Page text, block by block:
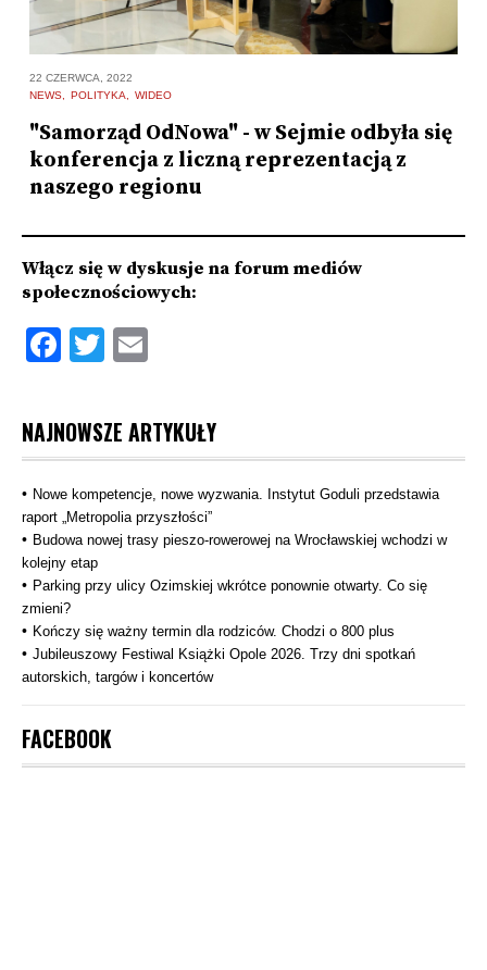
22 CZERWCA, 2022
NEWS
POLITYKA WIDEO
"Samorząd OdNowa" - w Sejmie odbyła się
konferencja z liczną reprezentacją z
naszego regionu
Włącz się w dyskusje na forum mediów
społecznościowych:
Facebook
Twitter
NAJNOWSZE ARTYKUŁY
Nowe kompetencje, nowe wyzwania. Instytut Goduli przedstawia
raport „Metropolia przyszłości”
Budowa nowej trasy pieszo‑rowerowej na Wrocławskiej wchodzi w
kolejny etap
Parking przy ulicy Ozimskiej wkrótce ponownie otwarty. Co się
zmieni?
Kończy się ważny termin dla rodziców. Chodzi o 800 plus
Jubileuszowy Festiwal Książki Opole 2026. Trzy dni spotkań
autorskich, targów i koncertów
FACEBOOK